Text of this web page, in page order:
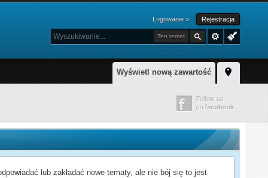
Logowanie » Rejestracja
Ten temat
Wyświetl nową zawartość
lub zakładać nowe tematy, ale nie bój się to jest